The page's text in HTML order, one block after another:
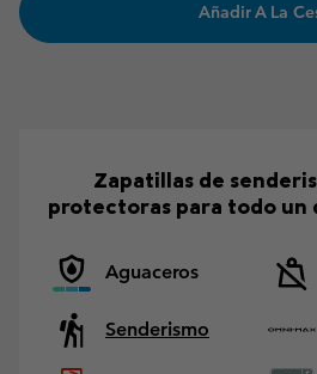
Añadir A La
Zapatillas de
protectoras para todo un
Aguaceros
Senderismo